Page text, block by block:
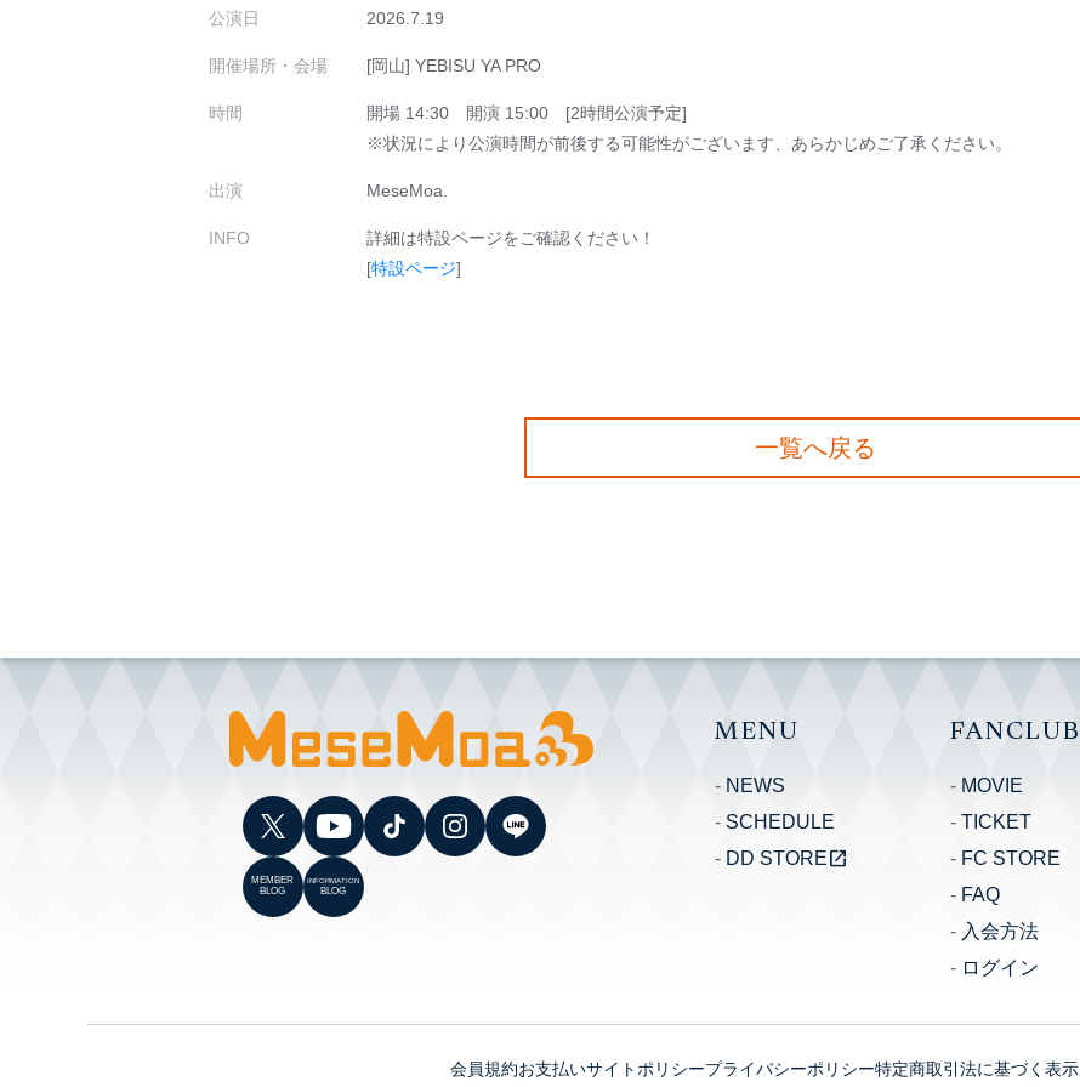
公演日 2026.7.19
開催場所・会場 [岡山] YEBISU YA PRO
時間
開場 14:30 開演 15:00 [2時間公演予定]
※状況により公演時間が前後する可能性がございます、あらかじめご了承ください。
出演 MeseMoa.
INFO
詳細は特設ページをご確認ください！
[特設ページ]
一覧へ戻る
MEMBER
BLOG
INFORMATION
BLOG
MENU
NEWS
SCHEDULE
DD STOREopen_in_new
FANCLUB
MOVIE
TICKET
FC STORE
FAQ
入会方法
ログイン
会員規約お支払いサイトポリシープライバシーポリシー特定商取引法に基づく表示